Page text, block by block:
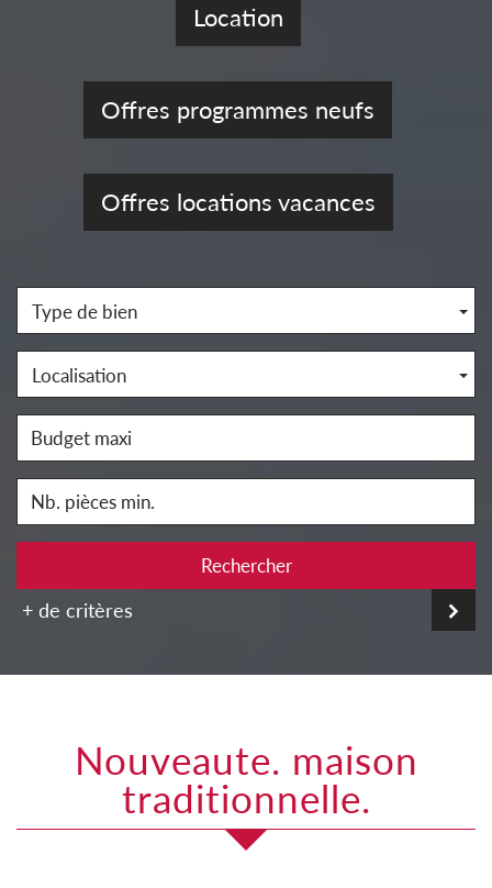
Location
Offres programmes neufs
Offres locations vacances
Type de bien
Localisation
Rechercher
+ de critères
nouveaute. maison
traditionnelle.